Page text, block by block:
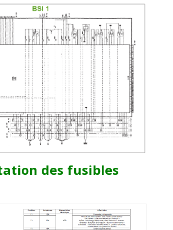
des fusibles